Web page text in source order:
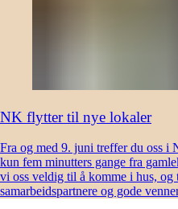
NK flytter til nye lokaler
Fra og med 9. juni treffer du oss i
kun fem minutters gange fra
vi oss veldig til å komme i hus, og
samarbeidspartnere og gode